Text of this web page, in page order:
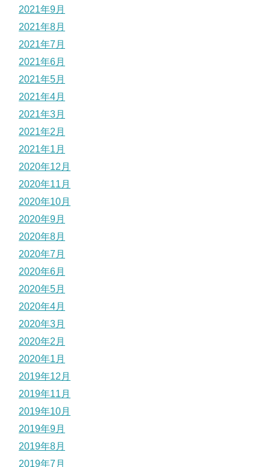
2021年9月
2021年8月
2021年7月
2021年6月
2021年5月
2021年4月
2021年3月
2021年2月
2021年1月
2020年12月
2020年11月
2020年10月
2020年9月
2020年8月
2020年7月
2020年6月
2020年5月
2020年4月
2020年3月
2020年2月
2020年1月
2019年12月
2019年11月
2019年10月
2019年9月
2019年8月
2019年7月